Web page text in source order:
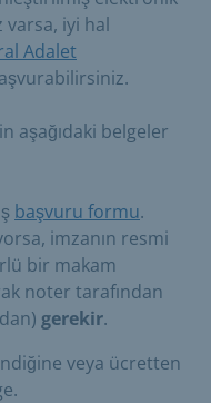
varsa, iyi hal
Adalet
aşağıdaki belgeler
başvuru formu.
imzanın resmi
bir makam
noter tarafından
gerekir.
veya ücretten